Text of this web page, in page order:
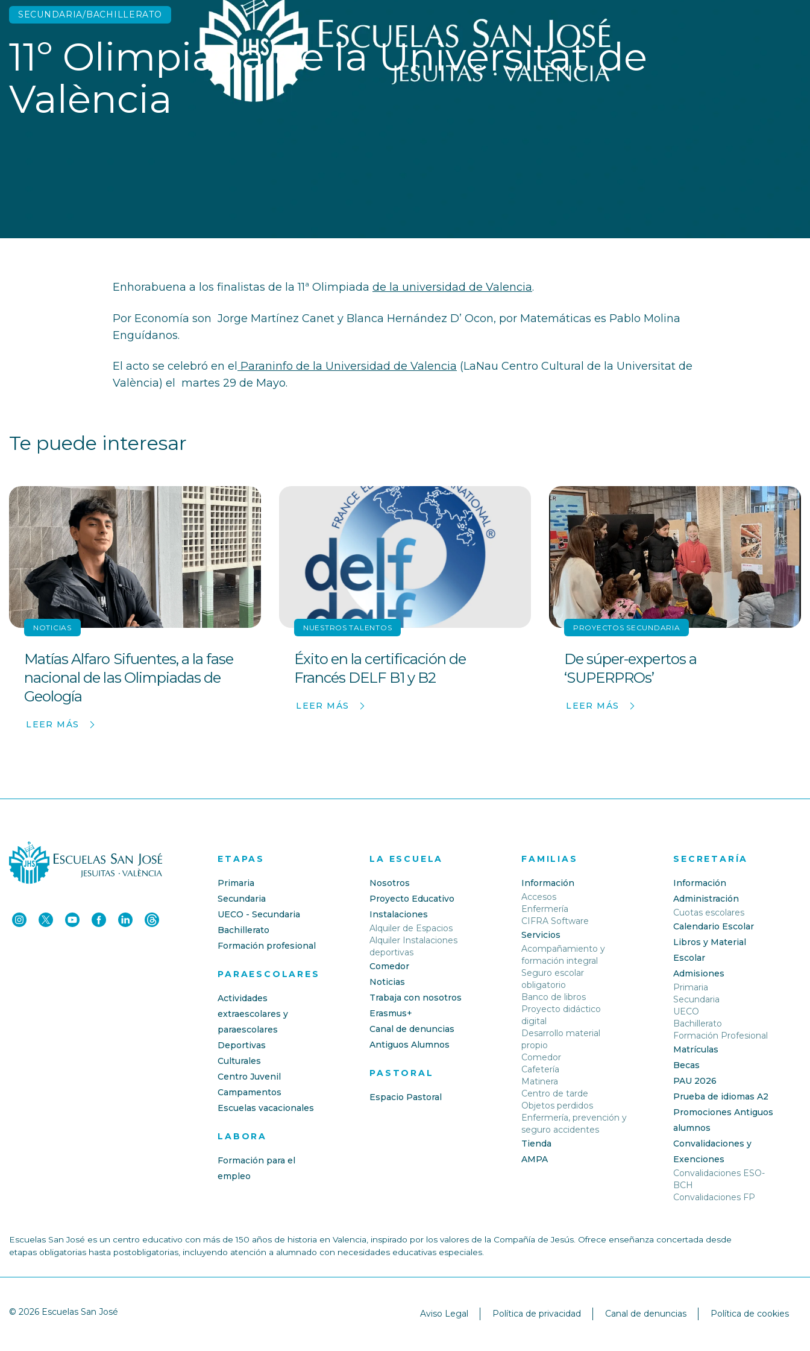
SECUNDARIA/BACHILLERATO
11º Olimpiada de la Universitat de
València
Enhorabuena a los finalistas de la 11ª Olimpiada de la universidad de Valencia.
Por Economía son Jorge Martínez Canet y Blanca Hernández D’ Ocon, por Matemáticas es Pablo Molina
Enguídanos.
El acto se celebró en el Paraninfo de la Universidad de Valencia (LaNau Centro Cultural de la Universitat de
València) el martes 29 de Mayo.
Te puede interesar
NOTICIAS
Matías Alfaro Sifuentes, a la fase
nacional de las Olimpiadas de
Geología
LEER MÁS
NUESTROS TALENTOS
Éxito en la certificación de
Francés DELF B1 y B2
LEER MÁS
PROYECTOS SECUNDARIA
De súper-expertos a
‘SUPERPROs’
LEER MÁS
ETAPAS
Primaria
Secundaria
UECO - Secundaria
Bachillerato
Formación profesional
PARAESCOLARES
Actividades
extraescolares y
paraescolares
Deportivas
Culturales
Centro Juvenil
Campamentos
Escuelas vacacionales
LABORA
Formación para el
empleo
LA ESCUELA
Nosotros
Proyecto Educativo
Instalaciones
Alquiler de Espacios
Alquiler Instalaciones
deportivas
Comedor
Noticias
Trabaja con nosotros
Erasmus+
Canal de denuncias
Antiguos Alumnos
PASTORAL
Espacio Pastoral
FAMILIAS
Información
Accesos
Enfermería
CIFRA Software
Servicios
Acompañamiento y
formación integral
Seguro escolar
obligatorio
Banco de libros
Proyecto didáctico
digital
Desarrollo material
propio
Comedor
Cafetería
Matinera
Centro de tarde
Objetos perdidos
Enfermería, prevención y
seguro accidentes
Tienda
AMPA
SECRETARÍA
Información
Administración
Cuotas escolares
Calendario Escolar
Libros y Material
Escolar
Admisiones
Primaria
Secundaria
UECO
Bachillerato
Formación Profesional
Matrículas
Becas
PAU 2026
Prueba de idiomas A2
Promociones Antiguos
alumnos
Convalidaciones y
Exenciones
Convalidaciones ESO-
BCH
Convalidaciones FP
Escuelas San José es un centro educativo con más de 150 años de historia en Valencia, inspirado por los valores de la Compañía de Jesús. Ofrece enseñanza concertada desde
etapas obligatorias hasta postobligatorias, incluyendo atención a alumnado con necesidades educativas especiales.
© 2026 Escuelas San José Aviso Legal Política de privacidad Canal de denuncias Política de cookies